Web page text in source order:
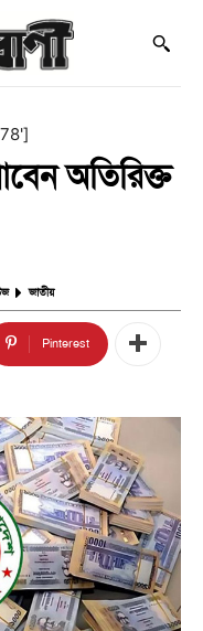
অতিরিক্ত
জাতীয়
Pinterest